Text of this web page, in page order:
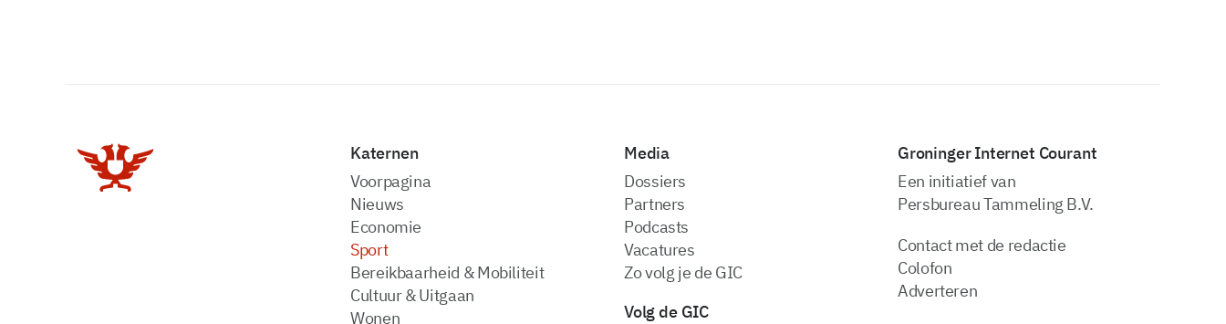
Katernen
Voorpagina
Nieuws
Economie
Sport
Bereikbaarheid & Mobiliteit
Cultuur & Uitgaan
Wonen
Media
dossiers
partners
podcasts
vacatures
zo volg je de GIC
Volg de GIC
Groninger Internet Courant
Een initiatief van
Persbureau Tammeling B.V.
Contact met de redactie
Colofon
Adverteren